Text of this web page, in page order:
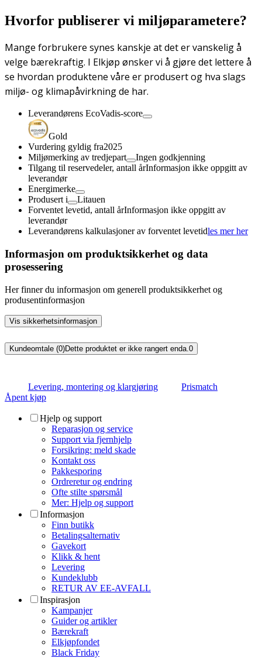
Hvorfor publiserer vi miljøparametere?
Mange forbrukere synes kanskje at det er vanskelig å
velge bærekraftig. I Elkjøp ønsker vi å gjøre det lettere å
se hvordan produktene våre er produsert og hva slags
miljø- og klimapåvirkning de har.
Leverandørens EcoVadis-score
Gold
Vurdering gyldig fra2025
Miljømerking av tredjepart
Ingen godkjenning
Tilgang til reservedeler, antall årInformasjon ikke oppgitt av
leverandør
Energimerke
Produsert i
Litauen
Forventet levetid, antall årInformasjon ikke oppgitt av
leverandør
Leverandørens kalkulasjoner av forventet levetidles mer her
Informasjon om produktsikkerhet og data
prosessering
Her finner du informasjon om generell produktsikkerhet og
produsentinformasjon
Vis sikkerhetsinformasjon
Kundeomtale (0)Dette produktet er ikke rangert enda. 0
Levering, montering og klargjøring
Prismatch
Åpent kjøp
Hjelp og support
Reparasjon og service
Support via fjernhjelp
Forsikring: meld skade
Kontakt oss
Pakkesporing
Ordreretur og endring
Ofte stilte spørsmål
Mer: Hjelp og support
Informasjon
Finn butikk
Betalingsalternativ
Gavekort
Klikk & hent
Levering
Kundeklubb
RETUR AV EE-AVFALL
Inspirasjon
Kampanjer
Guider og artikler
Bærekraft
Elkjøpfondet
Black Friday